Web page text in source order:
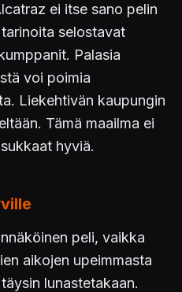
ei itse sano pelin
selostavat
Palasia
voi poimia
Liekehtivän kaupungin
Tämä maailma ei
hyviä.
peli, vaikka
aikojen upeimmasta
lunastetakaan.